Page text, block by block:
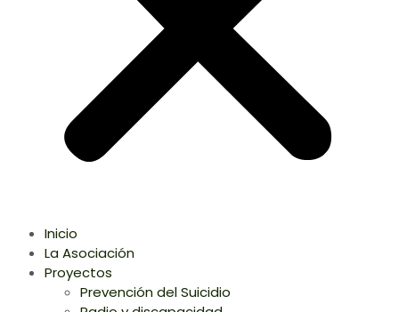
Inicio
La Asociación
Proyectos
Prevención del Suicidio